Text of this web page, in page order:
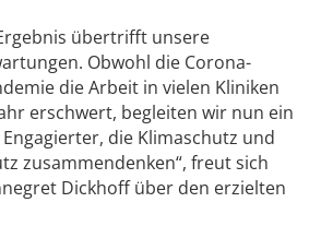
übertrifft unsere
Obwohl die Corona-
die Arbeit in vielen Kliniken
erschwert, begleiten wir nun ein
die Klimaschutz und
zusammendenken“, freut sich
Dickhoff über den erzielten